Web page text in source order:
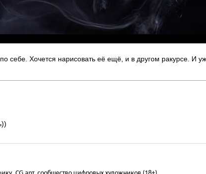
Хочется нарисовать её ещё, и в другом ракурсе. И